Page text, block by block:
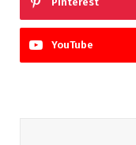
YouTube